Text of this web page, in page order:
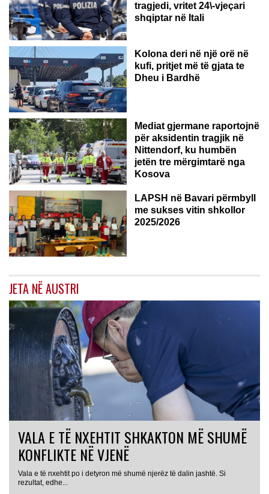
tragjedi, vritet 24\-vjeçari
shqiptar në Itali
Kolona deri në një orë në
kufi, pritjet më të gjata te
Dheu i Bardhë
GJERMANI
Mediat gjermane raportojnë
për aksidentin tragjik në
Nittendorf, ku humbën
jetën tre mërgimtarë nga
Kosova
LAPSH në Bavari përmbyll
me sukses vitin shkollor
2025/2026
JETA NË AUSTRI
VALA E TË NXEHTIT SHKAKTON MË SHUMË
KONFLIKTE NË VJENË
Vala e të nxehtit po i detyron më shumë njerëz të dalin jashtë. Si
rezultat, edhe...